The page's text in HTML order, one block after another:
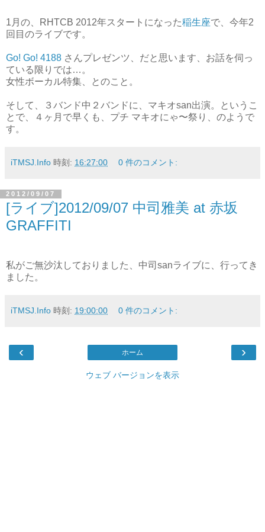
1月の、RHTCB 2012年スタートになった稲生座で、今年2
回目のライブです。
Go! Go! 4188 さんプレゼンツ、だと思います、お話を伺っ
ている限りでは…。
女性ボーカル特集、とのこと。
そして、３バンド中２バンドに、マキオsan出演。というこ
とで、４ヶ月で早くも、プチ マキオにゃ〜祭り、のようで
す。
iTMSJ.Info 時刻: 16:27:00 0 件のコメント:
2012/09/07
[ライブ]2012/09/07 中司雅美 at 赤坂
GRAFFITI
私がご無沙汰しておりました、中司sanライブに、行ってき
ました。
iTMSJ.Info 時刻: 19:00:00 0 件のコメント:
‹ ›
ホーム
ウェブ バージョンを表示